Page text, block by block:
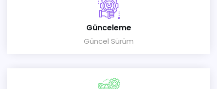
Günceleme
Güncel Sürüm